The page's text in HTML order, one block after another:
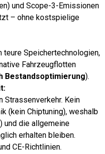
und Scope-3-Emissionen
– ohne kostspielige
Speichertechnologien,
Fahrzeugflotten
Bestandsoptimierung).
Strassenverkehr. Kein
(kein Chiptuning), weshalb
und die allgemeine
erhalten bleiben.
CE-Richtlinien.